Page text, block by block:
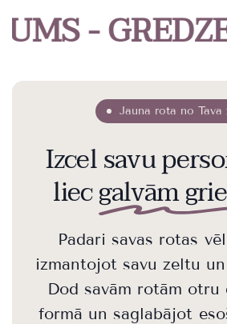
-
Jauna rota no Tava
Izcel savu
liecgalvām
Padari savas rotas
izmantojot savu zeltu
Dod savām rotām otru
formā un saglabājot